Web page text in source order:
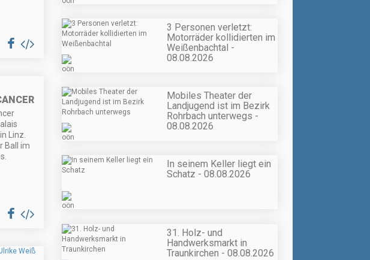
Linz.
Ball im
3 Personen verletzt:
Motorräder kollidierten im
Weißenbachtal -
08.08.2026
Mobiles Theater der
Landjugend ist im Bezirk
Rohrbach unterwegs -
08.08.2026
In seinem Keller liegt ein
Schatz - 08.08.2026
31. Holz- und
Handwerksmarkt in
Traunkirchen - 08.08.2026